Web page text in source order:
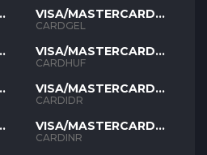
VISA/MASTERCARD
GEL
CARDGEL
VISA/MASTERCARD
HUF
CARDHUF
VISA/MASTERCARD
IDR
CARDIDR
VISA/MASTERCARD
INR
CARDINR